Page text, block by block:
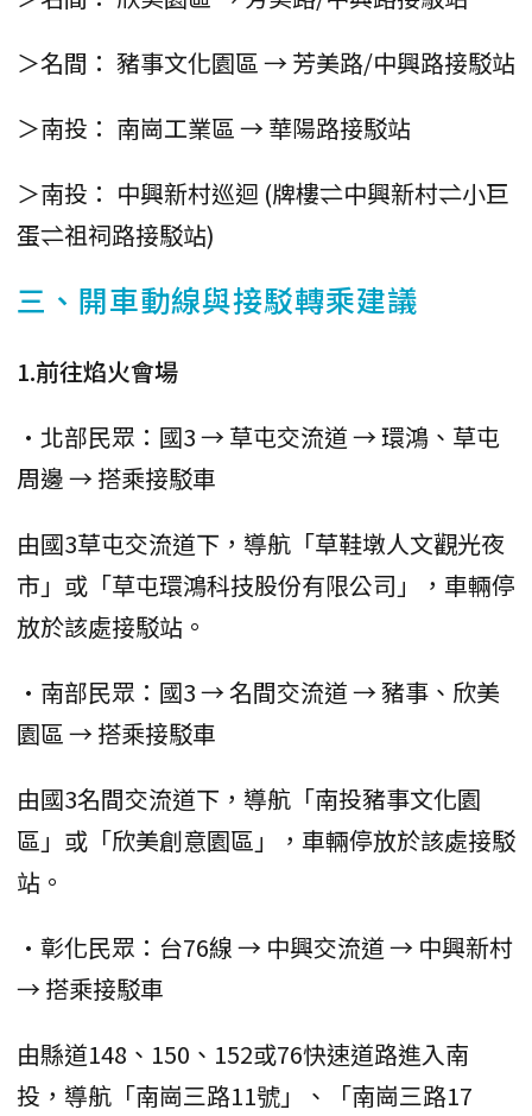
＞名間： 豬事文化園區 → 芳美路/中興路接駁站
＞南投： 南崗工業區 → 華陽路接駁站
＞南投： 中興新村巡迴 (牌樓⇌中興新村⇌小巨
蛋⇌祖祠路接駁站)
三、開車動線與接駁轉乘建議
1.前往焰火會場
•北部民眾：國3 → 草屯交流道 → 環鴻、草屯
周邊 → 搭乘接駁車
由國3草屯交流道下，導航「草鞋墩人文觀光夜
市」或「草屯環鴻科技股份有限公司」，車輛停
放於該處接駁站。
•南部民眾：國3 → 名間交流道 → 豬事、欣美
園區 → 搭乘接駁車
由國3名間交流道下，導航「南投豬事文化園
區」或「欣美創意園區」，車輛停放於該處接駁
站。
•彰化民眾：台76線 → 中興交流道 → 中興新村
→ 搭乘接駁車
由縣道148、150、152或76快速道路進入南
投，導航「南崗三路11號」、「南崗三路17